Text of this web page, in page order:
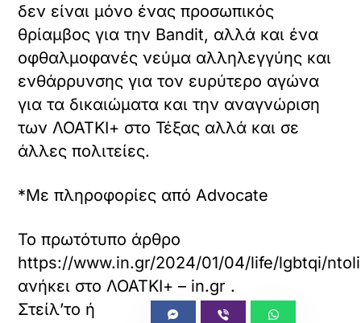
δεν είναι μόνο ένας προσωπικός
θρίαμβος για την Bandit, αλλά και ένα
οφθαλμοφανές νεύμα αλληλεγγύης και
ενθάρρυνσης για τον ευρύτερο αγώνα
για τα δικαιώματα και την αναγνώριση
των ΛΟΑΤΚΙ+ στο Τέξας αλλά και σε
άλλες πολιτείες.
*Με πληροφορίες από Advocate
Το πρωτότυπο άρθρο
https://www.in.gr/2024/01/04/life/lgbtqi/
ανήκει στο ΛΟΑΤΚΙ+ – in.gr .